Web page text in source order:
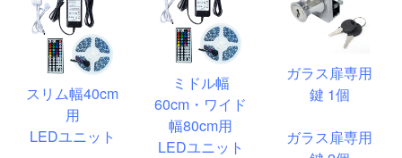
スリム幅40cm
用
LEDユニット
ミドル幅
60cm・ワイド
幅80cm用
LEDユニット
ガラス扉専用
鍵 1個
ガラス扉専用